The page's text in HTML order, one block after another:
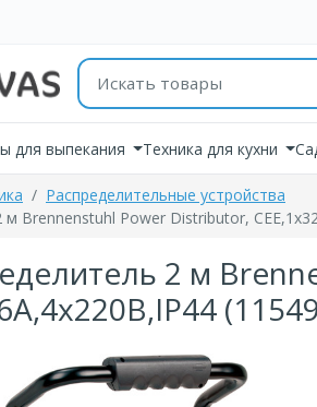
Поиск товаров
для выпекания Техника для кухни
Распределительные устройства
Brennenstuhl Power Distributor,
2 м